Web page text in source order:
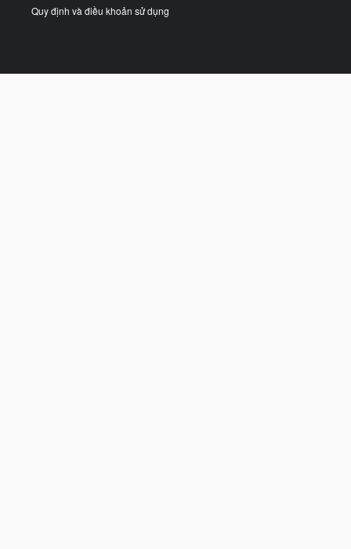
Quy định và điều khoản sử dụng